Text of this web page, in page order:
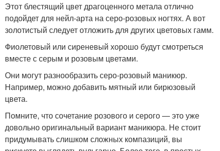
Этот блестящий цвет драгоценного метала отлично
подойдет для нейл-арта на серо-розовых ногтях. А вот
золотистый следует отложить для других цветовых гамм.
Фиолетовый или сиреневый хорошо будут смотреться
вместе с серым и розовым цветами.
Они могут разнообразить серо-розовый маникюр.
Например, можно добавить мятный или бирюзовый
цвета.
Помните, что сочетание розового и серого — это уже
довольно оригинальный вариант маникюра. Не стоит
придумывать слишком сложных компазиций, вы